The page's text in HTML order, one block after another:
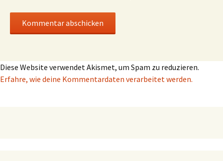
Diese Website verwendet Akismet, um Spam zu reduzieren.
Erfahre, wie deine Kommentardaten verarbeitet werden.